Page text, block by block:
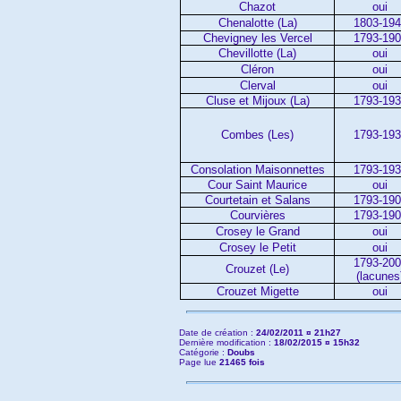
Chazot
oui
Chenalotte (La)
1803-
Chevigney les Vercel
1793-
Chevillotte (La)
oui
Cléron
oui
Clerval
oui
Cluse et Mijoux (La)
1793-
Combes (Les) 1793-
Consolation Maisonnettes
1793-
Cour Saint Maurice
oui
Courtetain et Salans
1793-
Courvières
1793-
Crosey le Grand
oui
Crosey le Petit
oui
Crouzet (Le)
1793-
Crouzet Migette
oui
Date de création : 24/02/2011 ¤ 21h27
Dernière modification : 18/02/2015 ¤ 15h32
Catégorie : Doubs
Page lue 21465 fois